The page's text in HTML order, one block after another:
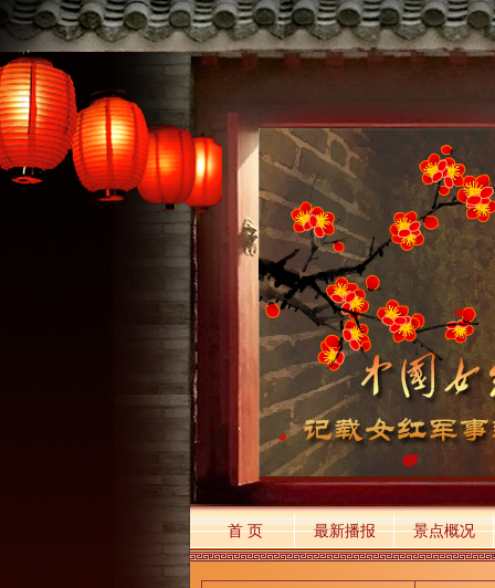
首 页 最新播报 景点概况